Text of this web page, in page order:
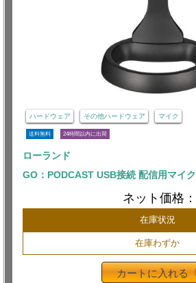
ハードウェア その他ハードウェア マイク
送料無料 24時間以内に出荷
ローランド
GO：PODCAST USB接続 配信用マイク
ネット価格：
在庫状況
在庫わずか
カートに入れる